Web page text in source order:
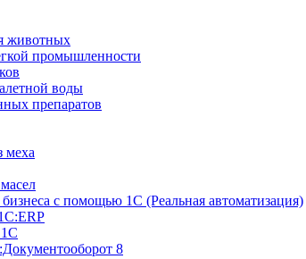
животных
промышленности
воды
препаратов
меха
с помощью 1С (Реальная автоматизация)
8